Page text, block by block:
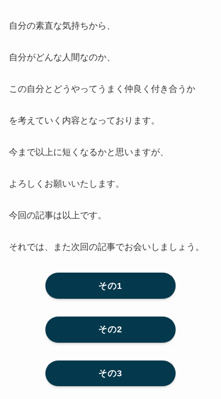
自分の素直な気持ちから、
自分がどんな人間なのか、
この自分とどうやってうまく仲良く付き合うか
を考えていく内容となっております。
今まで以上に短くなるかと思いますが、
よろしくお願いいたします。
今回の記事は以上です。
それでは、また次回の記事でお会いしましょう。
その1
その2
その3